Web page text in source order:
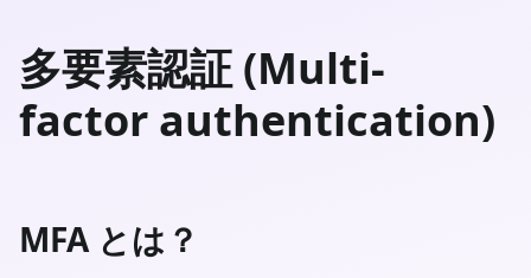
多要素認証 (Multi-
factor authentication)
MFA とは？